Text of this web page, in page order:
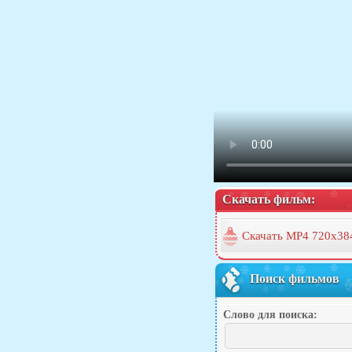
Скачать фильм:
Скачать MP4
Поиск фильмов
Слово для поиска: